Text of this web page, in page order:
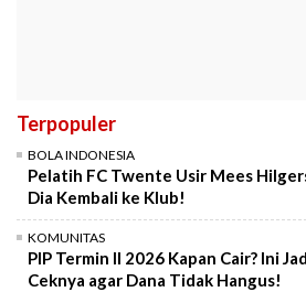
Terpopuler
BOLA INDONESIA
Pelatih FC Twente Usir Mees
Dia Kembali ke Klub!
KOMUNITAS
PIP Termin II 2026 Kapan Cair? Ini
Ceknya agar Dana Tidak Hangus!